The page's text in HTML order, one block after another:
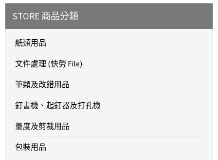
STORE 商品分類
紙類用品
文件處理 (快勞 File)
筆類及改錯用品
釘書機、起釘器及打孔機
量度及剪裁用品
包裝用品